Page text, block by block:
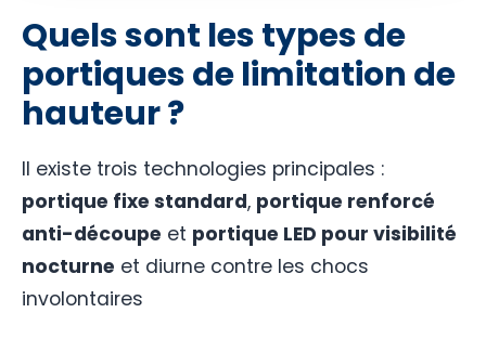
Quels sont les types de
portiques de limitation de
hauteur ?
Il existe trois technologies principales :
portique fixe standard, portique renforcé
anti-découpe et portique LED pour visibilité
nocturne et diurne contre les chocs
involontaires